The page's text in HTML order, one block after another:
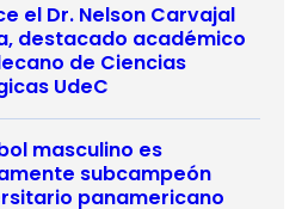
el Dr. Nelson Carvajal
destacado académico
de Ciencias
UdeC
masculino es
subcampeón
panamericano